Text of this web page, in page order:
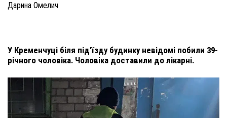
Дарина Омелич
У Кременчуці біля під'їзду будинку невідомі побили 39-
річного чоловіка. Чоловіка доставили до лікарні.